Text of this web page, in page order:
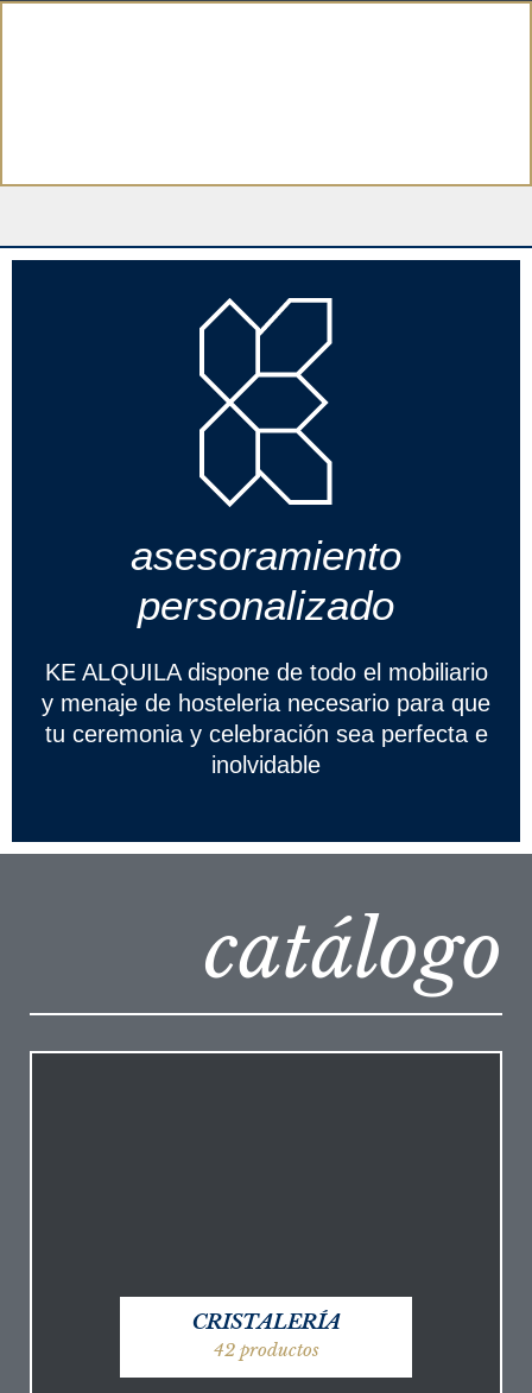
asesoramiento
personalizado
KE ALQUILA dispone de todo el mobiliario
y menaje de hosteleria necesario para que
tu ceremonia y celebración sea perfecta e
inolvidable
catálogo
CRISTALERÍA
42 productos